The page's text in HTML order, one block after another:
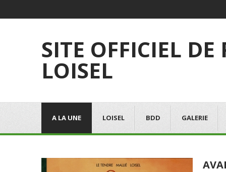
SITE OFFICIEL DE
LOISEL
A LA UNE LOISEL BDD GALERIE